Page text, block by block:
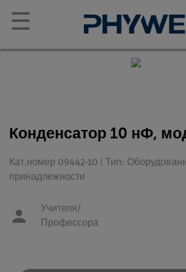
☰
Конденсатор 10 нФ,
Кат.номер 09442-10 | Тип:
принадлежности
Учителя/
Профессора